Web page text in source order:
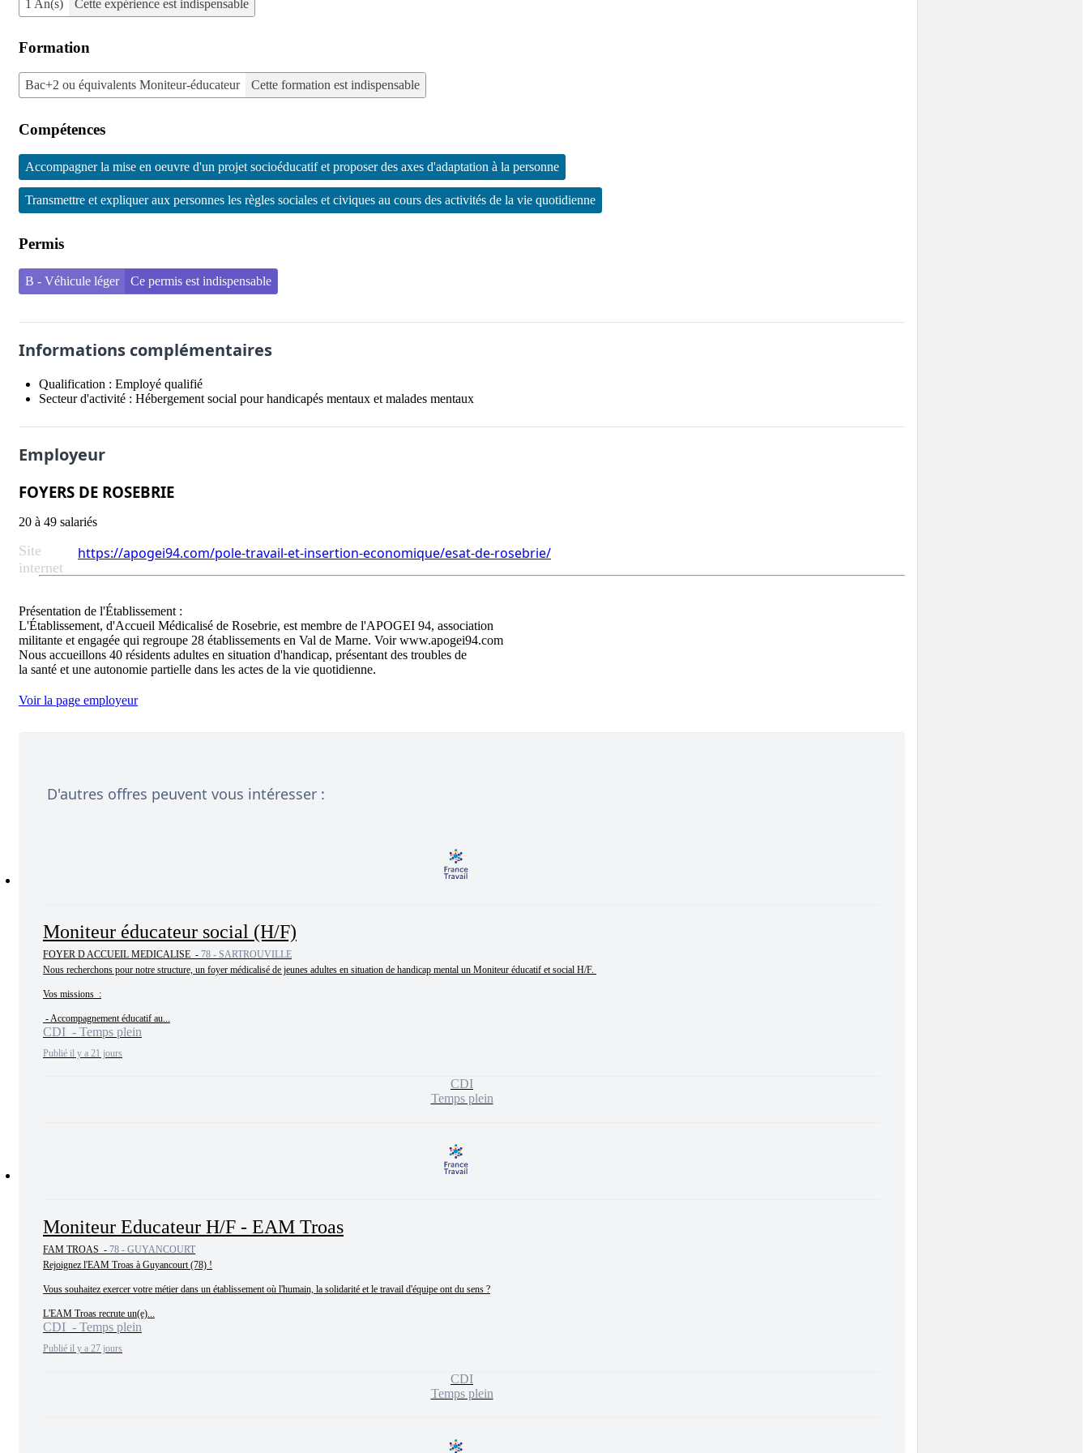
1 An(s) Cette expérience est indispensable
Formation
Bac+2 ou équivalents Moniteur-éducateur Cette formation est indispensable
Compétences
Accompagner la mise en oeuvre d'un projet socioéducatif et proposer des axes d'adaptation à la personne
Transmettre et expliquer aux personnes les règles sociales et civiques au cours des activités de la vie quotidienne
Permis
B - Véhicule léger Ce permis est indispensable
Informations complémentaires
Qualification : Employé qualifié
Secteur d'activité : Hébergement social pour handicapés mentaux et malades mentaux
Employeur
FOYERS DE ROSEBRIE
20 à 49 salariés
Site
internet
https://apogei94.com/pole-travail-et-insertion-economique/esat-de-rosebrie/
Présentation de l'Établissement :
L'Établissement, d'Accueil Médicalisé de Rosebrie, est membre de l'APOGEI 94, association
militante et engagée qui regroupe 28 établissements en Val de Marne. Voir www.apogei94.com
Nous accueillons 40 résidents adultes en situation d'handicap, présentant des troubles de
Voir la page employeur
D'autres offres peuvent vous intéresser :
Moniteur éducateur social (H/F)
FOYER D ACCUEIL MEDICALISE - 78 - SARTROUVILLE
Nous recherchons pour notre structure, un foyer médicalisé de jeunes adultes en situation de handicap mental un Moniteur éducatif et social H/F.
Vos missions  :
- Accompagnement éducatif au...
CDI - Temps plein
Publié il y a 21 jours
CDI
Temps plein
Moniteur Educateur H/F - EAM Troas
FAM TROAS - 78 - GUYANCOURT
Rejoignez l'EAM Troas à Guyancourt (78) !
Vous souhaitez exercer votre métier dans un établissement où l'humain, la solidarité et le travail d'équipe ont du sens ?
L'EAM Troas recrute un(e)...
CDI - Temps plein
Publié il y a 27 jours
CDI
Temps plein